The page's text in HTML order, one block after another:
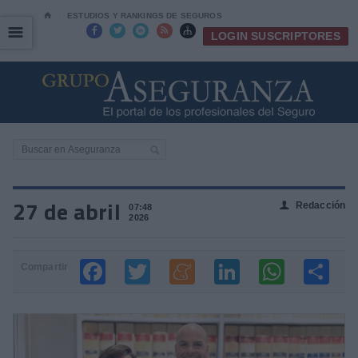
⌂ ESTUDIOS Y RANKINGS DE SEGUROS
     LOGIN SUSCRIPTORES
☰
☰
27 de abril
07:48
2026
👤 Redacción